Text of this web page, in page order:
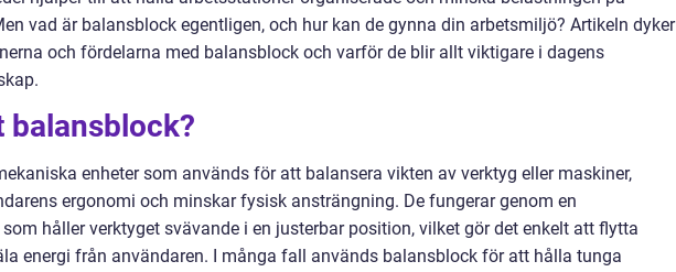
vad är balansblock egentligen, och hur kan de gynna din arbetsmiljö? Artikeln dyker
och fördelarna med balansblock och varför de blir allt viktigare i dagens
balansblock?
enheter som används för att balansera vikten av verktyg eller maskiner,
ergonomi och minskar fysisk ansträngning. De fungerar genom en
håller verktyget svävande i en justerbar position, vilket gör det enkelt att flytta
energi från användaren. I många fall används balansblock för att hålla tunga